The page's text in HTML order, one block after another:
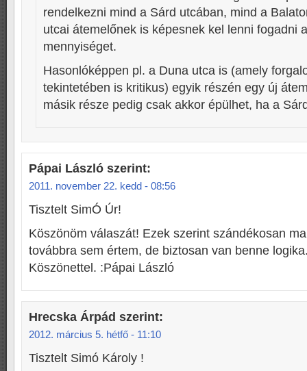
rendelkezni mind a Sárd utcában, mind a
utcai átemelőnek is képesnek kel lenni fogadni
mennyiséget.
Hasonlóképpen pl. a Duna utca is (amely
tekintetében is kritikus) egyik részén egy új
másik része pedig csak akkor épülhet, ha a
Pápai László szerint:
2011. november 22. kedd - 08:56
Tisztelt SimÓ Úr!
Köszönöm válaszát! Ezek szerint szándékosan
továbbra sem értem, de biztosan van benne
Köszönettel. :Pápai László
Hrecska Árpád szerint:
2012. március 5. hétfő - 11:10
Tisztelt Simó Károly !